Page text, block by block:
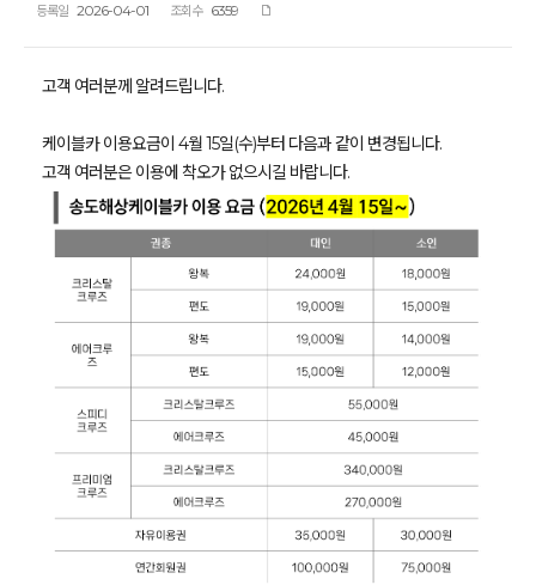
등록일 2026-04-01 조회수 6359
고객 여러분께 알려드립니다.
케이블카 이용요금이 4월 15일(수)부터 다음과 같이 변경됩니다.
고객 여러분은 이용에 착오가 없으시길 바랍니다.